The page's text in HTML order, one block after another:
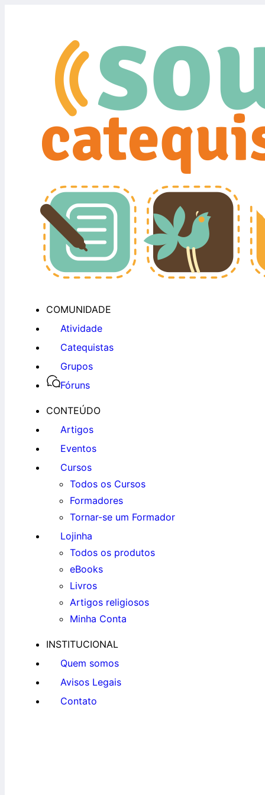
COMUNIDADE
Atividade
Catequistas
Grupos
Fóruns
CONTEÚDO
Artigos
Eventos
Cursos
Todos os Cursos
Formadores
Tornar-se um Formador
Lojinha
Todos os produtos
eBooks
Livros
Artigos religiosos
Minha Conta
INSTITUCIONAL
Quem somos
Avisos Legais
Contato